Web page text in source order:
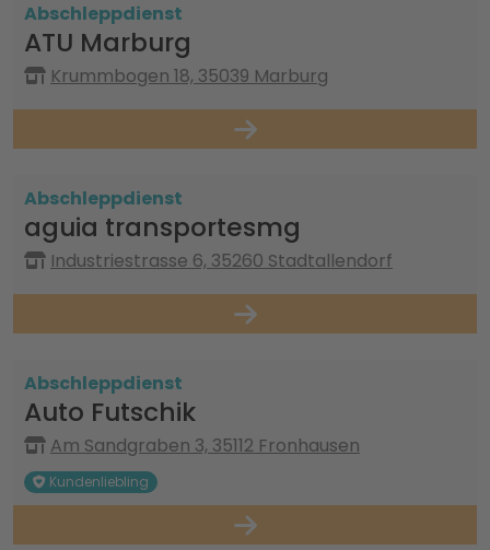
Abschleppdienst
ATU Marburg
Krummbogen 18, 35039 Marburg
Abschleppdienst
aguia transportesmg
Industriestrasse 6, 35260 Stadtallendorf
Abschleppdienst
Auto Futschik
Am Sandgraben 3, 35112 Fronhausen
Kundenliebling